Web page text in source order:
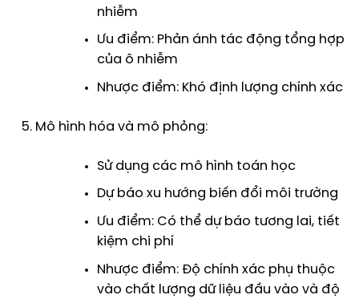
nhiễm
Ưu điểm: Phản ánh tác động tổng hợp
của ô nhiễm
Nhược điểm: Khó định lượng chính xác
Mô hình hóa và mô phỏng:
Sử dụng các mô hình toán học
Dự báo xu hướng biến đổi môi trường
Ưu điểm: Có thể dự báo tương lai, tiết
kiệm chi phí
Nhược điểm: Độ chính xác phụ thuộc
vào chất lượng dữ liệu đầu vào và độ